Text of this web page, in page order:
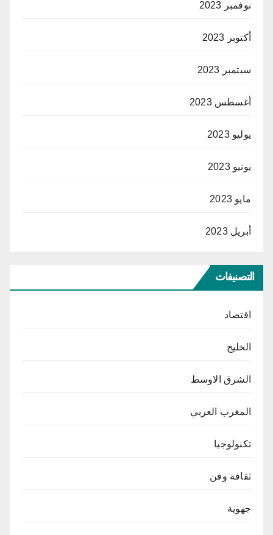
نوفمبر 2023
أكتوبر 2023
سبتمبر 2023
أغسطس 2023
يوليو 2023
يونيو 2023
مايو 2023
أبريل 2023
التصنيفات
اقتصاد
الخليج
الشرق الاوسط
المغرب العربي
تكنولوجيا
ثقافة وفن
جهوية